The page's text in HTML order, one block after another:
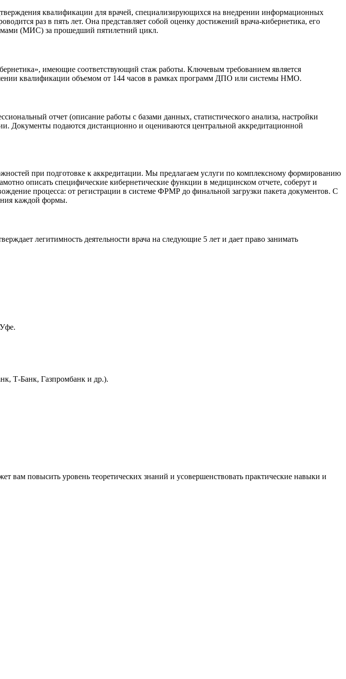
квалификации для врачей, специализирующихся на внедрении информационных
раз в пять лет. Она представляет собой оценку достижений врача-кибернетика, его
(МИС) за прошедший пятилетний цикл.
имеющие соответствующий стаж работы. Ключевым требованием является
квалификации объемом от 144 часов в рамках программ ДПО или системы НМО.
отчет (описание работы с базами данных, статистического анализа, настройки
Документы подаются дистанционно и оцениваются центральной аккредитационной
при подготовке к аккредитации. Мы предлагаем услуги по комплексному формированию
описать специфические кибернетические функции в медицинском отчете, соберут и
процесса: от регистрации в системе ФРМР до финальной загрузки пакета документов. С
каждой формы.
легитимность деятельности врача на следующие 5 лет и дает право занимать
Т-Банк, Газпромбанк и др.).
повысить уровень теоретических знаний и усовершенствовать практические навыки и